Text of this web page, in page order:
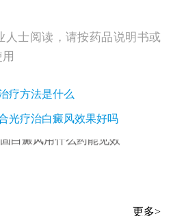
人士阅读，请按药品说明书或
疗方法是什么
光疗治白癜风效果好吗
更多>